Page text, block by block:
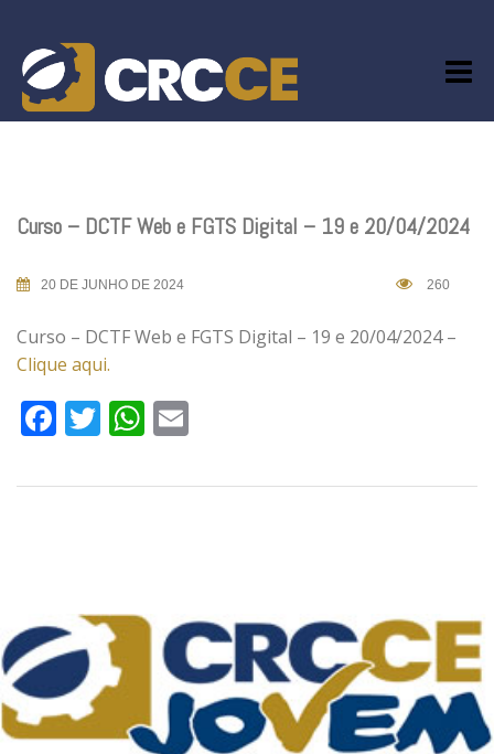
content
Curso – DCTF Web e FGTS Digital – 19 e 20/04/2024
20 DE JUNHO DE 2024 260
Curso – DCTF Web e FGTS Digital – 19 e 20/04/2024 –
Clique aqui.
Facebook
TwitterWhatsApp